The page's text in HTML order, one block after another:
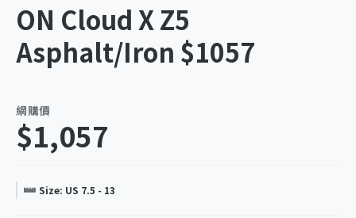
ON Cloud X Z5
Asphalt/Iron $1057
網購價
$1,057
Size: US 7.5 - 13